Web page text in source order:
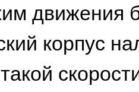
движения
корпус